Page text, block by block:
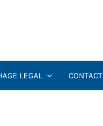
LEGAL CONTACT